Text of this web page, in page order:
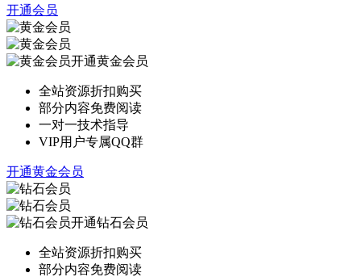
开通会员
开通黄金会员
全站资源折扣购买
部分内容免费阅读
一对一技术指导
VIP用户专属QQ群
开通黄金会员
开通钻石会员
全站资源折扣购买
部分内容免费阅读